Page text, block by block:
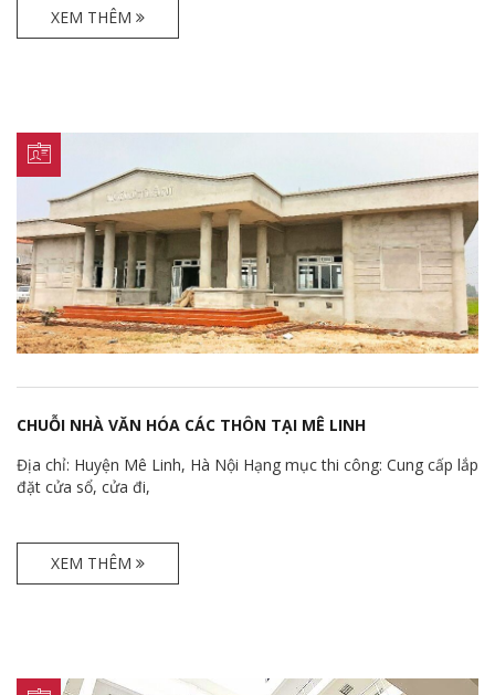
XEM THÊM
CHUỖI NHÀ VĂN HÓA CÁC THÔN TẠI MÊ LINH
Địa chỉ: Huyện Mê Linh, Hà Nội Hạng mục thi công: Cung cấp lắp
đặt cửa sổ, cửa đi,
XEM THÊM